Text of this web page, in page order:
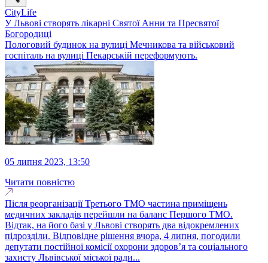
CityLife
У Львові створять лікарні Святої Анни та Пресвятої
Богородиці
Пологовий будинок на вулиці Мечникова та військовий
госпіталь на вулиці Пекарській переформують.
05 липня 2023, 13:50
Читати повністю
Після реорганізації Третього ТМО частина приміщень
медичних закладів перейшли на баланс Першого ТМО.
Відтак, на його базі у Львові створять два відокремлених
підрозділи. Відповідне рішення вчора, 4 липня, погодили
депутати постійної комісії охорони здоров’я та соціального
захисту Львівської міської ради...